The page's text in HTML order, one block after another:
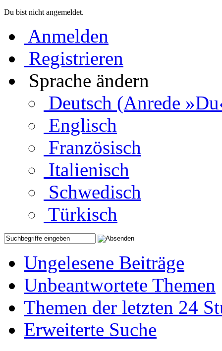
Du bist nicht angemeldet.
Anmelden
Registrieren
Sprache ändern
Deutsch (Anrede
Englisch
Französisch
Italienisch
Schwedisch
Türkisch
Ungelesene Beiträge
Unbeantwortete Themen
Themen der letzten 24
Erweiterte Suche